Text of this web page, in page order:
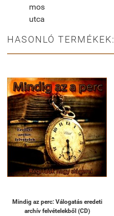
mos
utca
HASONLÓ TERMÉKEK:
Mindig az perc: Válogatás eredeti
archív felvételekből (CD)